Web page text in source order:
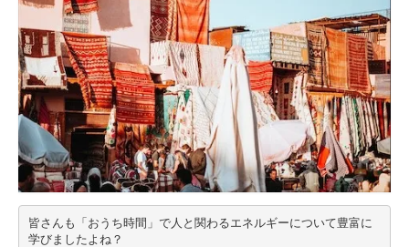
皆さんも「おうち時間」で人と関わるエネルギーについて豊富に
学びましたよね？